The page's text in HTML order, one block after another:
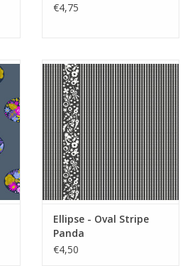
€4,75
Ellipse - Oval Stripe
Panda
€4,50